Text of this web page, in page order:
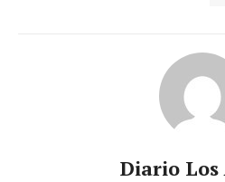
Diario Los